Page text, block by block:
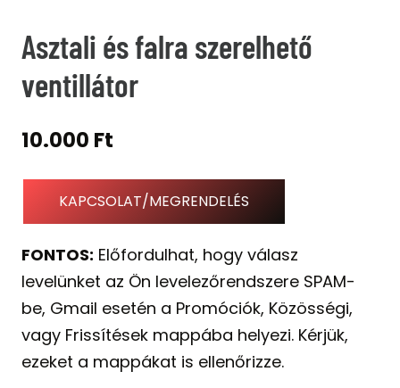
Asztali és falra szerelhető
ventillátor
10.000 Ft
KAPCSOLAT/MEGRENDELÉS
FONTOS: Előfordulhat, hogy válasz
levelünket az Ön levelezőrendszere SPAM-
be, Gmail esetén a Promóciók, Közösségi,
vagy Frissítések mappába helyezi. Kérjük,
ezeket a mappákat is ellenőrizze.